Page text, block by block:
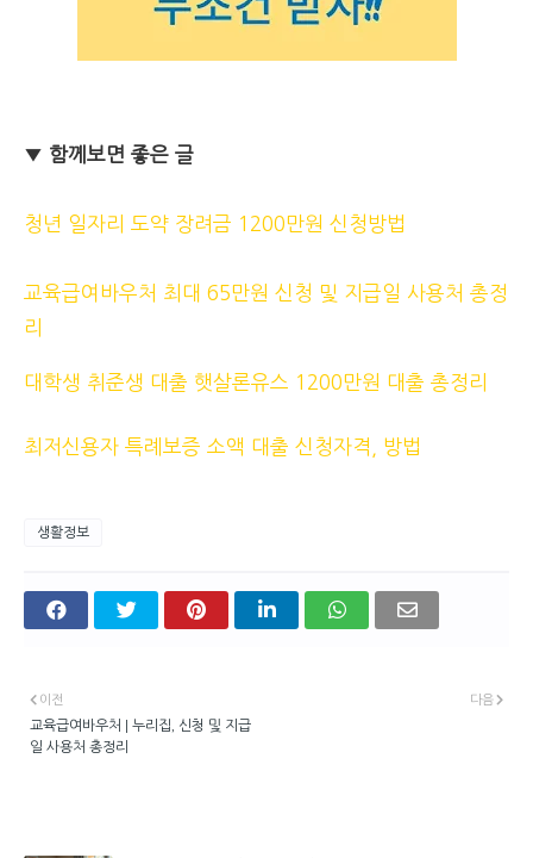
▼ 함께보면 좋은 글
청년 일자리 도약 장려금 1200만원 신청방법
교육급여바우처 최대 65만원 신청 및 지급일 사용처 총정
리
대학생 취준생 대출 햇살론유스 1200만원 대출 총정리
최저신용자 특례보증 소액 대출 신청자격, 방법
생활정보
다음
이전
교육급여바우처 | 누리집, 신청 및 지급
일 사용처 총정리